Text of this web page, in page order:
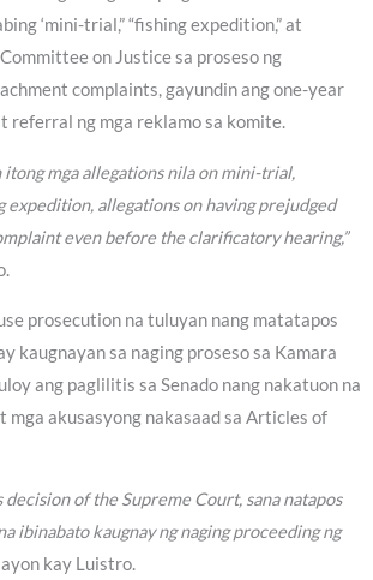
‘mini-trial,” “fishing expedition,” at
on Justice sa proseso ng
complaints, gayundin ang one-year
referral ng mga reklamo sa komite.
itong mga allegations nila on mini-trial,
expedition, allegations on having prejudged
even before the clarificatory hearing,”
prosecution na tuluyan nang matatapos
kaugnayan sa naging proseso sa Kamara
ang paglilitis sa Senado nang nakatuon na
mga akusasyong nakasaad sa Articles of
decision of the Supreme Court, sana natapos
ibinabato kaugnay ng naging proceeding ng
ayon kay Luistro.